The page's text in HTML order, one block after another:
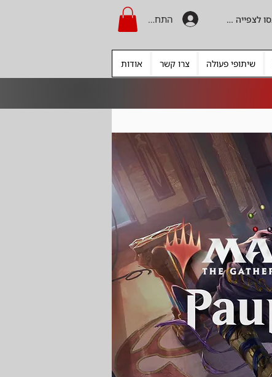
התחברות היכנסו לצפייה בקרדיט
שיתופי פעולה צרו קשר אודות